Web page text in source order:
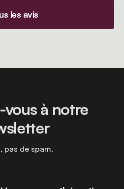
les avis
à notre
pas de spam.